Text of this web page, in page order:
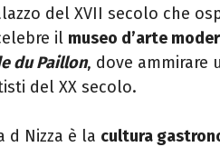
del XVII secolo che
il museo d’arte
du Paillon, dove ammirare
del XX secolo.
d Nizza è la cultura